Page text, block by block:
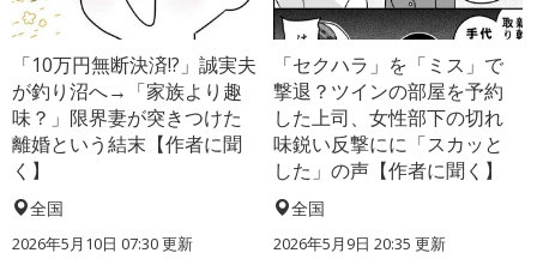
「10万円無断決済!?」誠実夫
が釣り沼へ→「家族より趣
味？」限界妻が突きつけた
離婚という結末【作者に聞
く】
全国
2026年5月10日 07:30 更新
「セクハラ」を「ミス」で
撃退？ツインの部屋を予約
した上司、女性部下の切れ
味鋭い反撃にに「スカッと
した」の声【作者に聞く】
全国
2026年5月9日 20:35 更新